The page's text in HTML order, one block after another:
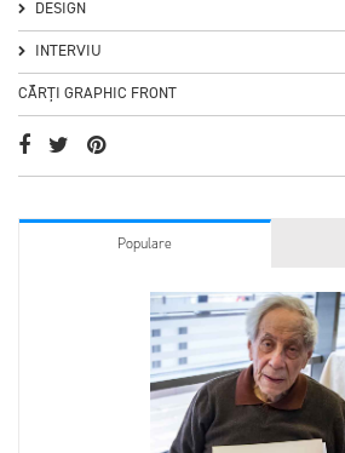
DESIGN
INTERVIU
CĂRȚI GRAPHIC FRONT
Populare